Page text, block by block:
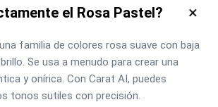
el Rosa Pastel? ×
familia de colores rosa suave con baja
Se usa a menudo para crear una
y onírica. Con Carat AI, puedes
tonos sutiles con precisión.